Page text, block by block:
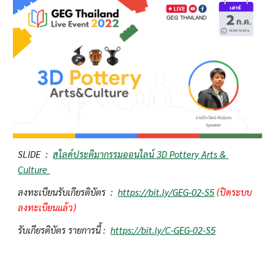
SLIDE  : สไลด์ประติมากรรมออนไลน์ 3D Pottery Arts &
Culture
ลงทะเบียนรับเกียรติบัตร  : https://bit.ly/GEG-02-S5 (ปิดระบบ
ลงทะเบียนแล้ว)
รับเกียรติบัตร รายการนี้ : https://bit.ly/C-GEG-02-S5